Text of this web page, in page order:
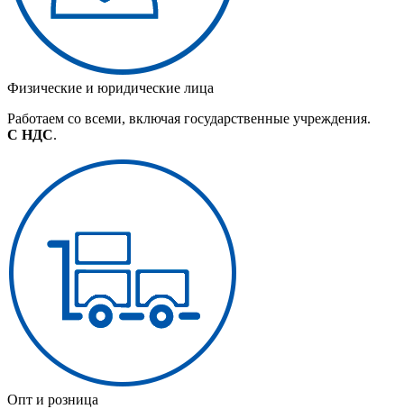
Физические и юридические лица
Работаем со всеми, включая государственные учреждения.
С НДС.
Опт и розница